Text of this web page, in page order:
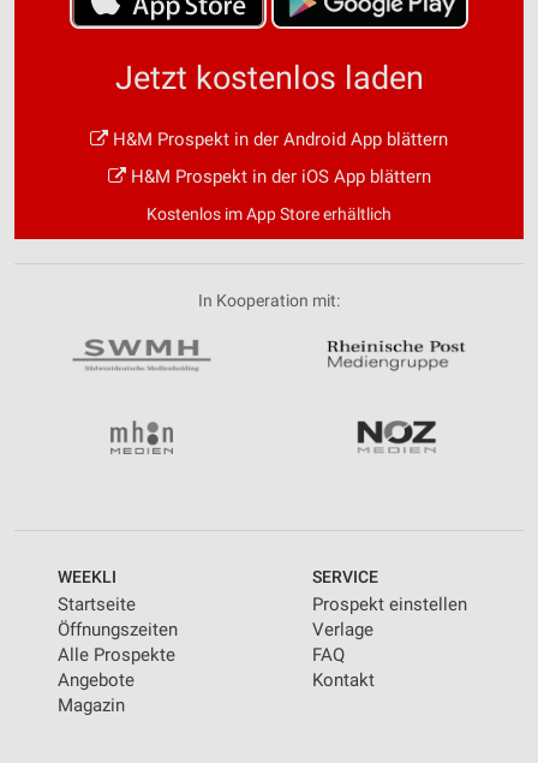
Jetzt kostenlos laden
H&M Prospekt in der Android App blättern
H&M Prospekt in der iOS App blättern
Kostenlos im App Store erhältlich
In Kooperation mit:
WEEKLI
Startseite
Öffnungszeiten
Alle Prospekte
Angebote
Magazin
SERVICE
Prospekt einstellen
Verlage
FAQ
Kontakt